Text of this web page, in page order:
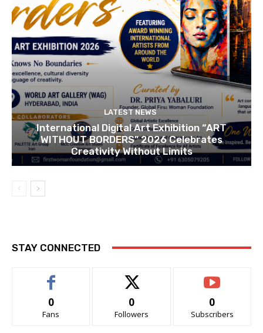
LATEST NEWS
International Digital Art Exhibition “ART
WITHOUT BORDERS” 2026 Celebrates
Creativity Without Limits
STAY CONNECTED
0
Fans
0
Followers
0
Subscribers